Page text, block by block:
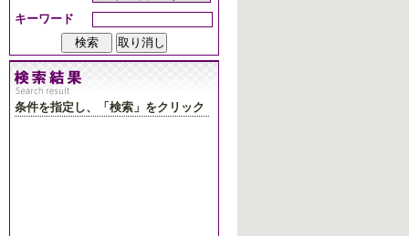
キーワード
条件を指定し、「検索」をクリック